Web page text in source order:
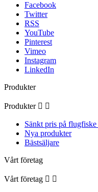
Facebook
Twitter
RSS
YouTube
Pinterest
Vimeo
Instagram
LinkedIn
Produkter
Produkter  
Sänkt pris på
Nya produkter
Bästsäljare
Vårt företag
Vårt företag  